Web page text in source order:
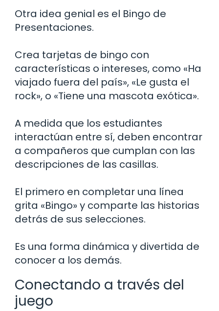
Otra idea genial es el Bingo de
Presentaciones.
Crea tarjetas de bingo con
características o intereses, como «Ha
viajado fuera del país», «Le gusta el
rock», o «Tiene una mascota exótica».
A medida que los estudiantes
interactúan entre sí, deben encontrar
a compañeros que cumplan con las
descripciones de las casillas.
El primero en completar una línea
grita «Bingo» y comparte las historias
detrás de sus selecciones.
Es una forma dinámica y divertida de
conocer a los demás.
Conectando a través del
juego